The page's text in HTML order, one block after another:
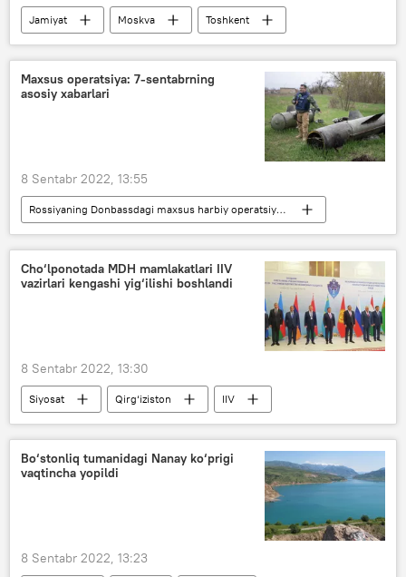
Jamiyat Moskva
Toshkent
Namangan
aviareys
Maxsus operatsiya: 7-sentabrning
asosiy xabarlari
8 Sentabr 2022, 13:55
Rossiyaning Donbassdagi maxsus harbiy operatsiyasi
Ukraina
AQSh Pentagon
Cho‘lponotada MDH mamlakatlari IIV
vazirlari kengashi yig‘ilishi boshlandi
8 Sentabr 2022, 13:30
Siyosat Qirg‘iziston
IIV
O‘zbekiston
MDH
Bo‘stonliq tumanidagi Nanay ko‘prigi
vaqtincha yopildi
8 Sentabr 2022, 13:23